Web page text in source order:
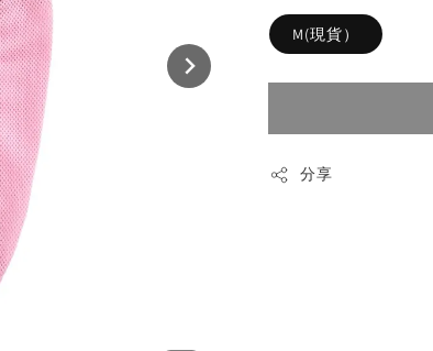
M(現貨）
分享